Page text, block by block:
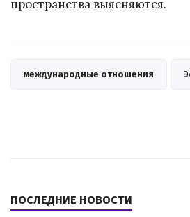
пространства выясняются.
международные отношения
ПОСЛЕДНИЕ НОВОСТИ